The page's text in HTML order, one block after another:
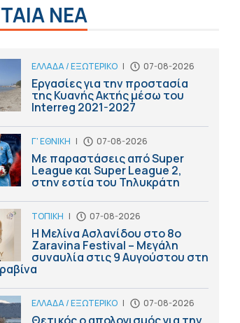
ΝΕΑ
ΕΛΛΑΔΑ / ΕΞΩΤΕΡΙΚΟ | 07-08-2026
Εργασίες για την προστασία
της Κυανής Ακτής μέσω του
Interreg 2021-2027
Γ' ΕΘΝΙΚΗ | 07-08-2026
Με παραστάσεις από Super
League και Super League 2,
στην εστία του Τηλυκράτη
ΤΟΠΙΚΗ | 07-08-2026
Η Μελίνα Ασλανίδου στο 8ο
Zaravina Festival – Μεγάλη
συναυλία στις 9 Αυγούστου στη
ΕΛΛΑΔΑ / ΕΞΩΤΕΡΙΚΟ | 07-08-2026